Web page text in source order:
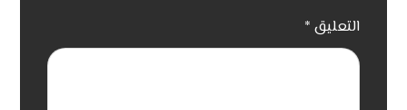
التعليق *